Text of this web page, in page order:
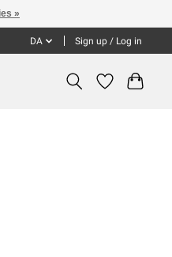
DA Sign up / Log in
»